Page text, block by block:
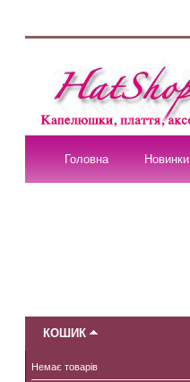
Головна Новинки
КОШИК
Немає товарів